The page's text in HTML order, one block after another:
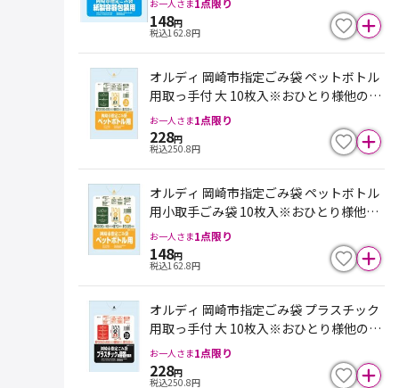
安定の為、欠品になる場合がございます
お一人さま
148円
税込162.8円
オルディ 岡崎市指定ごみ袋 ペットボトル
用取っ手付 大 10枚入※おひとり様他のご
み袋・ポリ袋と合わせて１点限り。入荷
不安定の為、欠品になる場合がございま
す
お一人さま1点限り
228円
税込250.8円
オルディ 岡崎市指定ごみ袋 ペットボトル
用小取手ごみ袋 10枚入※おひとり様他の
ごみ袋・ポリ袋と合わせて１点限り。入
荷不安定の為、欠品になる場合がござい
ます
お一人さま1点限り
148円
税込162.8円
オルディ 岡崎市指定ごみ袋 プラスチック
用取っ手付 大 10枚入※おひとり様他のご
み袋・ポリ袋と合わせて１点限り。入荷
不安定の為、欠品になる場合がございま
お一人さま1点限り
228円
税込250.8円